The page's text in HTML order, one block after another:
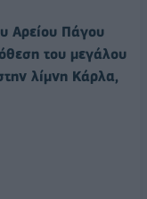
Αρείου Πάγου
του μεγάλου
λίμνη Κάρλα,